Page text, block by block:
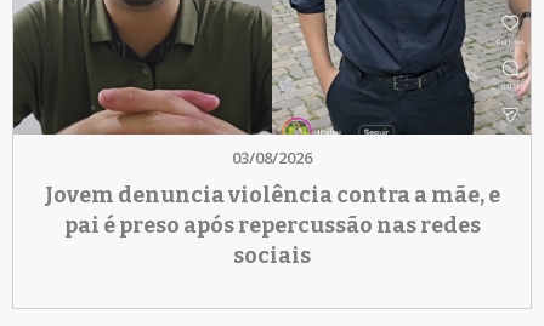
03/08/2026
Jovem denuncia violência contra a mãe, e
pai é preso após repercussão nas redes
sociais